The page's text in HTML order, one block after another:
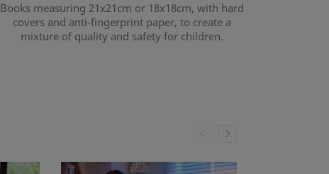
Books measuring 21x21cm or 18x18cm, with hard
covers and anti-fingerprint paper, to create a
mixture of quality and safety for children.